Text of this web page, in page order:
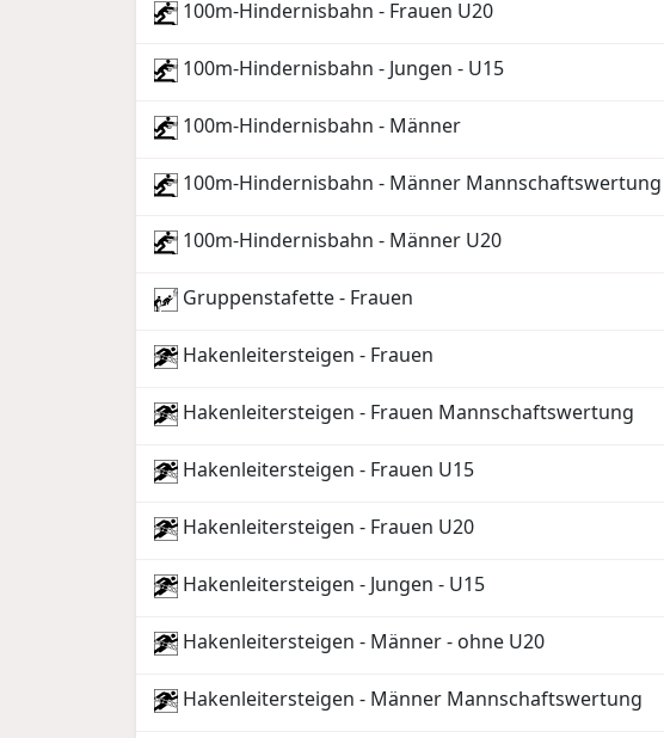
100m-Hindernisbahn - Frauen U20
100m-Hindernisbahn - Jungen - U15
100m-Hindernisbahn - Männer
100m-Hindernisbahn - Männer Mannschaftswertung
100m-Hindernisbahn - Männer U20
Gruppenstafette - Frauen
Hakenleitersteigen - Frauen
Hakenleitersteigen - Frauen Mannschaftswertung
Hakenleitersteigen - Frauen U15
Hakenleitersteigen - Frauen U20
Hakenleitersteigen - Jungen - U15
Hakenleitersteigen - Männer - ohne U20
Hakenleitersteigen - Männer Mannschaftswertung